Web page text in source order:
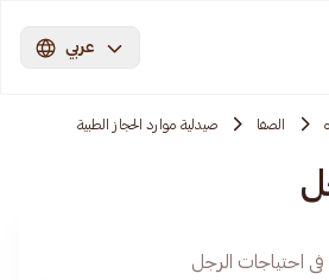
عربي
الصفا صيدلية موارد الحجاز الطبية